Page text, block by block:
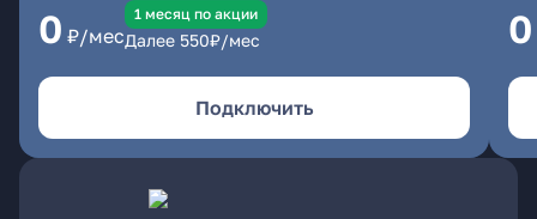
0 ₽/мес
1 месяц по акции
Далее 550₽/мес
Подключить
0